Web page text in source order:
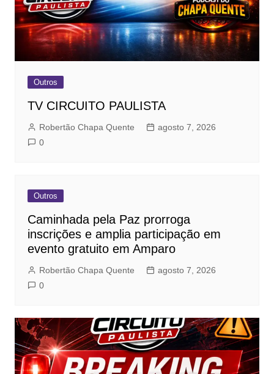
Outros
TV CIRCUITO PAULISTA
Robertão Chapa Quente
agosto 7, 2026
0
Outros
Caminhada pela Paz prorroga
inscrições e amplia participação em
evento gratuito em Amparo
Robertão Chapa Quente
agosto 7, 2026
0